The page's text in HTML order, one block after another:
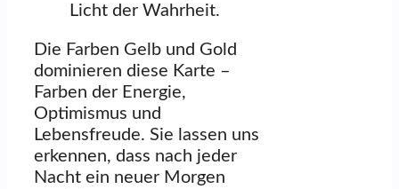
Licht der Wahrheit.
Die Farben Gelb und Gold
dominieren diese Karte –
Farben der Energie,
Optimismus und
Lebensfreude. Sie lassen uns
erkennen, dass nach jeder
Nacht ein neuer Morgen